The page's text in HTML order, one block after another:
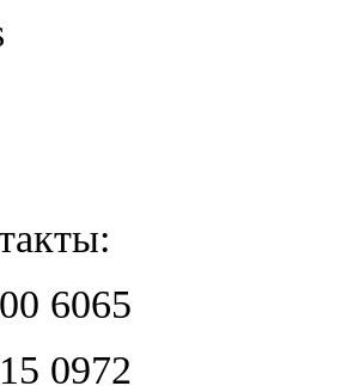
6065
0972